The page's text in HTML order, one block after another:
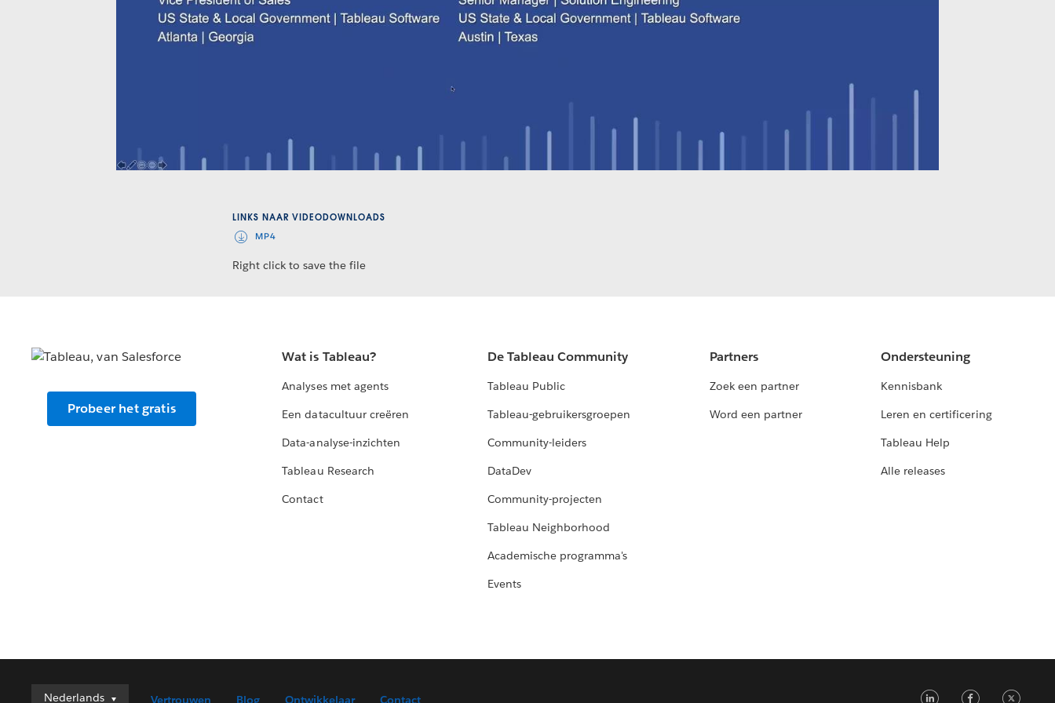
Video
LINKS NAAR VIDEODOWNLOADS
MP4
Right click to save the file
Probeer het gratis
Wat is Tableau?
Analyses met agents
Een datacultuur creëren
Data-analyse-inzichten
Tableau Research
Contact
De Tableau Community
Tableau Public
Tableau-gebruikersgroepen
Community-leiders
DataDev
Community-projecten
Tableau Neighborhood
Academische programma's
Events
Partners
Zoek een partner
Word een partner
Ondersteuning
Kennisbank
Leren en certificering
Tableau Help
Alle releases
Nederlands
Nederlands Vertrouwen Blog Ontwikkelaar Contact LinkedIn